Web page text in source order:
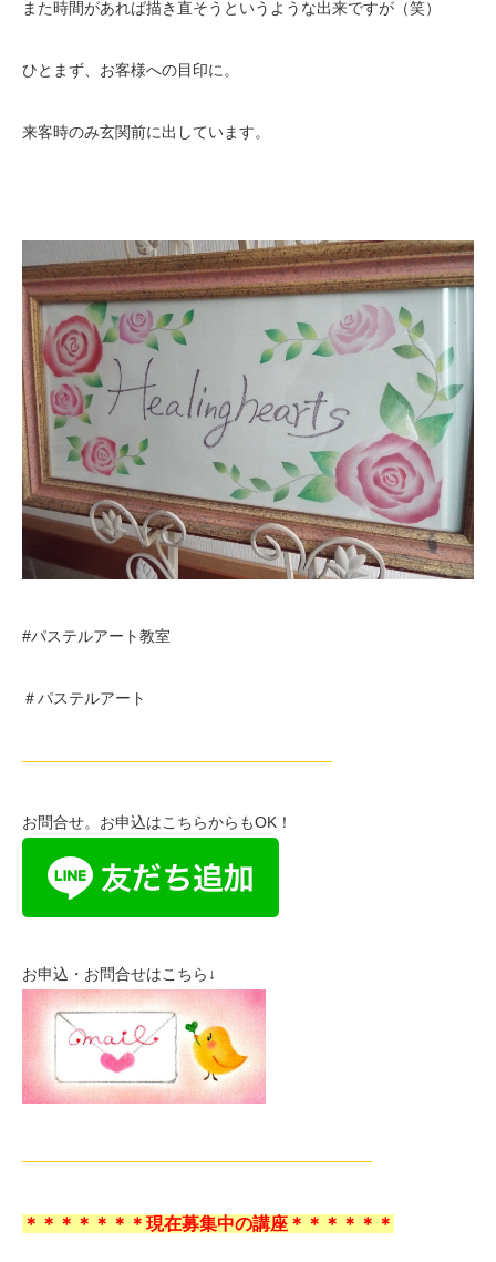
また時間があれば描き直そうというような出来ですが（笑）
ひとまず、お客様への目印に。
来客時のみ玄関前に出しています。
#パステルアート教室
＃パステルアート
————————————————————
お問合せ。お申込はこちらからもOK！
お申込・お問合せはこちら↓
——————————————————————–
＊＊＊＊＊＊＊現在募集中の講座＊＊＊＊＊＊